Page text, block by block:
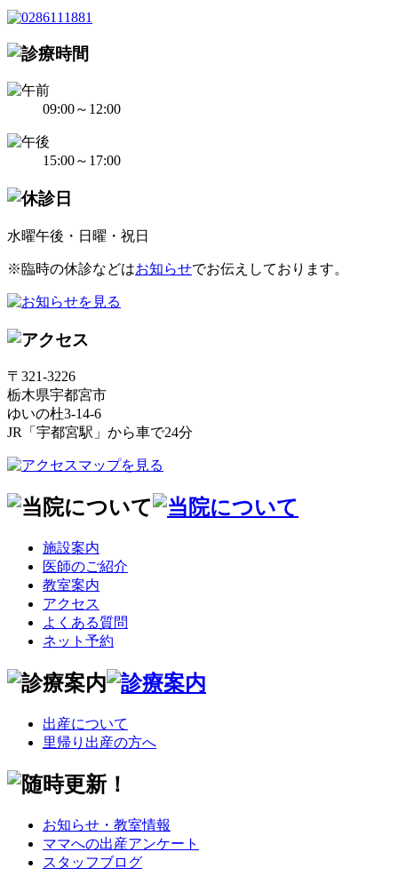
09:00～12:00
15:00～17:00
水曜午後・日曜・祝日
※臨時の休診などはお知らせでお伝えしております。
〒321-3226
栃木県宇都宮市
ゆいの杜3-14-6
JR「宇都宮駅」から車で24分
施設案内
医師のご紹介
教室案内
アクセス
よくある質問
ネット予約
出産について
里帰り出産の方へ
お知らせ・教室情報
ママへの出産アンケート
スタッフブログ